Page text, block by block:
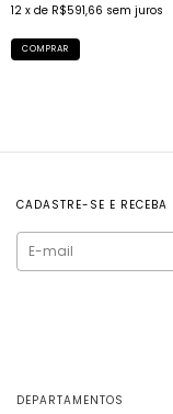
12 x de R$591,66 sem juros
COMPRAR
CADASTRE-SE E RECEBA
DEPARTAMENTOS